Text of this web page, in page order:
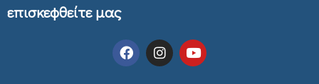
επισκεφθείτε μας